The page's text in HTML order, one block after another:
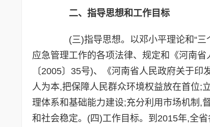
二、指导思想和工作目标
(三)指导思想。以邓小平理论和“三
应急管理工作的各项法律、规定和《河南
〔2005〕35号)、《河南省人民政府关于
人为本,把保障人民群众环境权益放在首位;
理体系和基础能力建设;充分利用市场机制,
和社会稳定。(四)工作目标。到2015年,全